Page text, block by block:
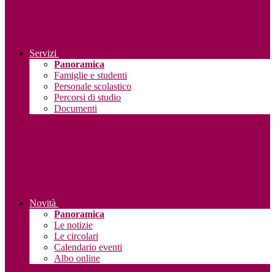
Servizi
Panoramica
Famiglie e studenti
Personale scolastico
Percorsi di studio
Documenti
Novità
Panoramica
Le notizie
Le circolari
Calendario eventi
Albo online